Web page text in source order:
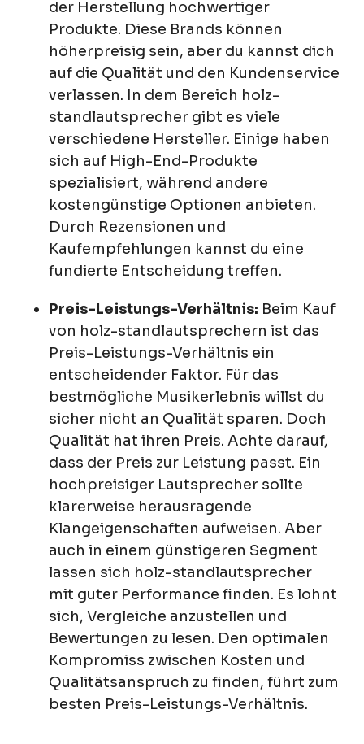
der Herstellung hochwertiger
Produkte. Diese Brands können
höherpreisig sein, aber du kannst dich
auf die Qualität und den Kundenservice
verlassen. In dem Bereich holz-
standlautsprecher gibt es viele
verschiedene Hersteller. Einige haben
sich auf High-End-Produkte
spezialisiert, während andere
kostengünstige Optionen anbieten.
Durch Rezensionen und
Kaufempfehlungen kannst du eine
fundierte Entscheidung treffen.
Preis-Leistungs-Verhältnis: Beim Kauf
von holz-standlautsprechern ist das
Preis-Leistungs-Verhältnis ein
entscheidender Faktor. Für das
bestmögliche Musikerlebnis willst du
sicher nicht an Qualität sparen. Doch
Qualität hat ihren Preis. Achte darauf,
dass der Preis zur Leistung passt. Ein
hochpreisiger Lautsprecher sollte
klarerweise herausragende
Klangeigenschaften aufweisen. Aber
auch in einem günstigeren Segment
lassen sich holz-standlautsprecher
mit guter Performance finden. Es lohnt
sich, Vergleiche anzustellen und
Bewertungen zu lesen. Den optimalen
Kompromiss zwischen Kosten und
Qualitätsanspruch zu finden, führt zum
besten Preis-Leistungs-Verhältnis.